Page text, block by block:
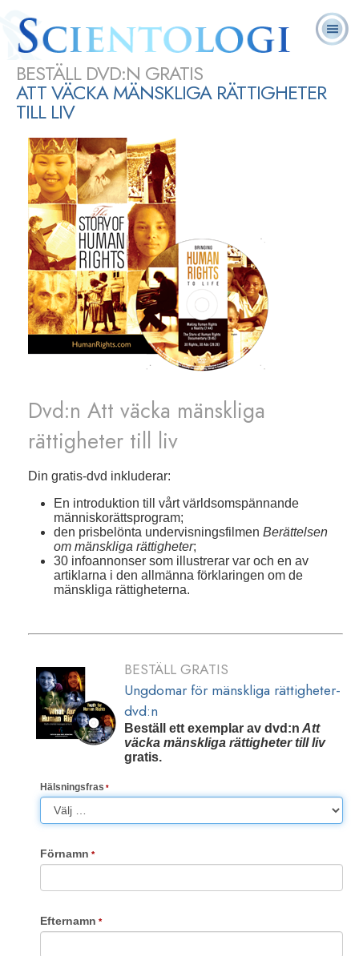
TIPSA
Hubbard
frågor
Online-
kurser
BESTÄLL DVD:N GRATIS
ATT VÄCKA MÄNSKLIGA RÄTTIGHETER
TILL LIV
Dvd:n Att väcka mänskliga
rättigheter till liv
Din gratis-dvd inkluderar:
En introduktion till vårt världsomspännande
människorättsprogram;
den prisbelönta undervisningsfilmen Berättelsen
om mänskliga rättigheter;
30 infoannonser som illustrerar var och en av
artiklarna i den allmänna förklaringen om de
mänskliga rättigheterna.
BESTÄLL GRATIS
Ungdomar för mänskliga rättigheter-
dvd:n
Beställ ett exemplar av dvd:n Att
väcka mänskliga rättigheter till liv
gratis.
Hälsningsfras
Förnamn
Efternamn